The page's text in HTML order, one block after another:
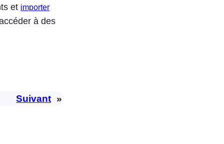
et importer
à des
Suivant »